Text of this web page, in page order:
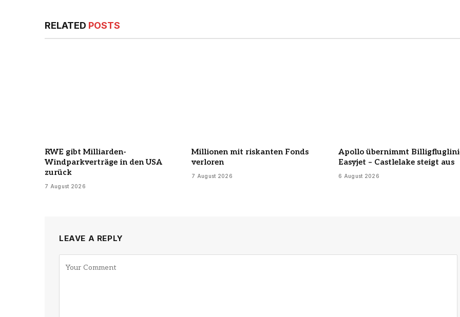
RELATED POSTS
RWE gibt Milliarden-
Windparkverträge in den USA
zurück
7 August 2026
Millionen mit riskanten Fonds
verloren
7 August 2026
Apollo übernimmt
Easyjet – Castlelake steigt aus
6 August 2026
LEAVE A REPLY